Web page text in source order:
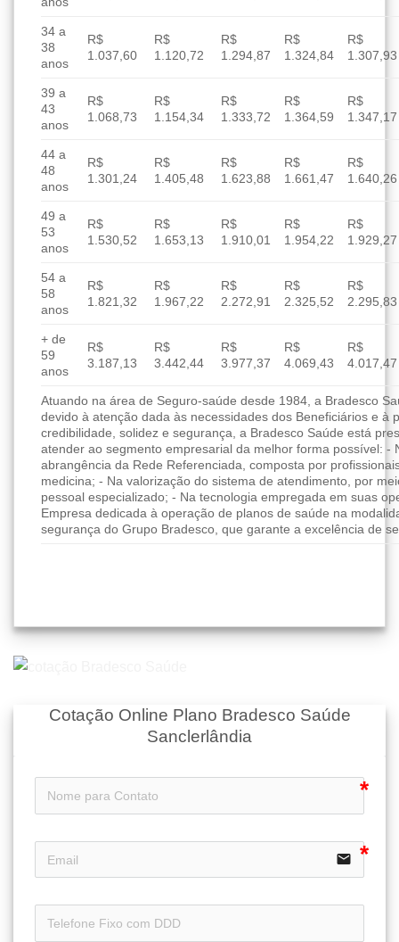
34 a
38
anos
R$
1.037,60
R$
1.120,72
R$
1.294,87
R$
1.324,84
R$
1.307,93
39 a
43
anos
R$
1.068,73
R$
1.154,34
R$
1.333,72
R$
1.364,59
R$
1.347,17
44 a
48
anos
R$
1.301,24
R$
1.405,48
R$
1.623,88
R$
1.661,47
R$
1.640,26
49 a
53
anos
R$
1.530,52
R$
1.653,13
R$
1.910,01
R$
1.954,22
R$
1.929,27
54 a
58
anos
R$
1.821,32
R$
1.967,22
R$
2.272,91
R$
2.325,52
R$
2.295,83
+ de
59
anos
R$
3.187,13
R$
3.442,44
R$
3.977,37
R$
4.069,43
R$
4.017,47
Atuando na área de Seguro-saúde desde 1984, a Bradesco
devido à atenção dada às necessidades dos Beneficiários e
credibilidade, solidez e segurança, a Bradesco Saúde está
atender ao segmento empresarial da melhor forma possível:
abrangência da Rede Referenciada, composta por
medicina; - Na valorização do sistema de atendimento, por
pessoal especializado; - Na tecnologia empregada em suas
Empresa dedicada à operação de planos de saúde na
segurança do Grupo Bradesco, que garante a excelência de
Cotação Online Plano Bradesco Saúde
Sanclerlândia
email